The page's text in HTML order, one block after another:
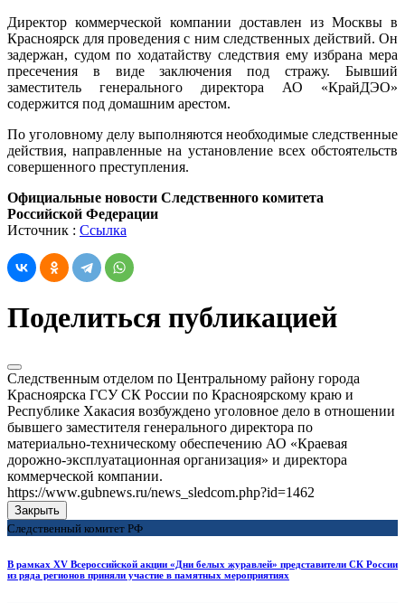
Директор коммерческой компании доставлен из Москвы в
Красноярск для проведения с ним следственных действий. Он
задержан, судом по ходатайству следствия ему избрана мера
пресечения в виде заключения под стражу. Бывший
заместитель генерального директора АО «КрайДЭО»
содержится под домашним арестом.
По уголовному делу выполняются необходимые следственные
действия, направленные на установление всех обстоятельств
совершенного преступления.
Официальные новости Следственного комитета
Российской Федерации
Источник : Ссылка
Поделиться публикацией
Следственным отделом по Центральному району города
Красноярска ГСУ СК России по Красноярскому краю и
Республике Хакасия возбуждено уголовное дело в отношении
бывшего заместителя генерального директора по
материально-техническому обеспечению АО «Краевая
дорожно-эксплуатационная организация» и директора
коммерческой компании.
https://www.gubnews.ru/news_sledcom.php?id=1462
Закрыть
Следственный комитет РФ
В рамках XV Всероссийской акции «Дни белых журавлей» представители СК России
из ряда регионов приняли участие в памятных мероприятиях